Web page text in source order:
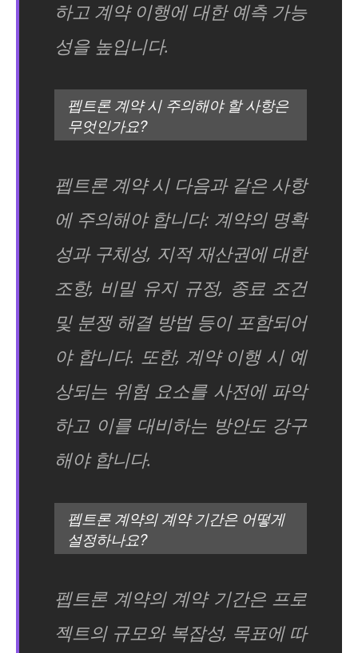
하고 계약 이행에 대한 예측 가능
성을 높입니다.
펩트론 계약 시 주의해야 할 사항은
무엇인가요?
펩트론 계약 시 다음과 같은 사항
에 주의해야 합니다: 계약의 명확
성과 구체성, 지적 재산권에 대한
조항, 비밀 유지 규정, 종료 조건
및 분쟁 해결 방법 등이 포함되어
야 합니다. 또한, 계약 이행 시 예
상되는 위험 요소를 사전에 파악
하고 이를 대비하는 방안도 강구
해야 합니다.
펩트론 계약의 계약 기간은 어떻게
설정하나요?
펩트론 계약의 계약 기간은 프로
젝트의 규모와 복잡성, 목표에 따